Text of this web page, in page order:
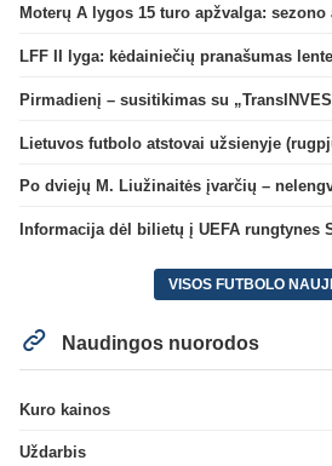
LFF II lyga: kėdainiečių pranašumas
Pirmadienį – susitikimas su
Lietuvos futbolo atstovai užsienyje
Informacija dėl bilietų į UEFA rungtynes
VISOS FUTBOLO
Naudingos nuorodos
Kuro kainos
Uždarbis